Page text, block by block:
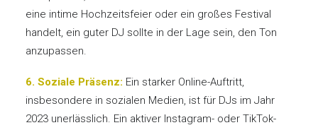
eine intime Hochzeitsfeier oder ein großes Festival
handelt, ein guter DJ sollte in der Lage sein, den Ton
anzupassen.
6. Soziale Präsenz: Ein starker Online-Auftritt,
insbesondere in sozialen Medien, ist für DJs im Jahr
2023 unerlässlich. Ein aktiver Instagram- oder TikTok-